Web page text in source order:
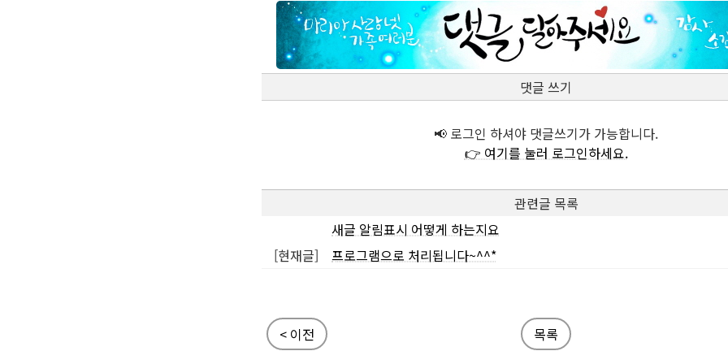
댓글 쓰기
📢 로그인 하셔야 댓글쓰기가 가능합니다.
👉 여기를 눌러 로그인하세요.
관련글 목록
새글 알림표시 어떻게 하는지요
[현재글]
프로그램으로 처리됩니다~^^*
< 이전 목록